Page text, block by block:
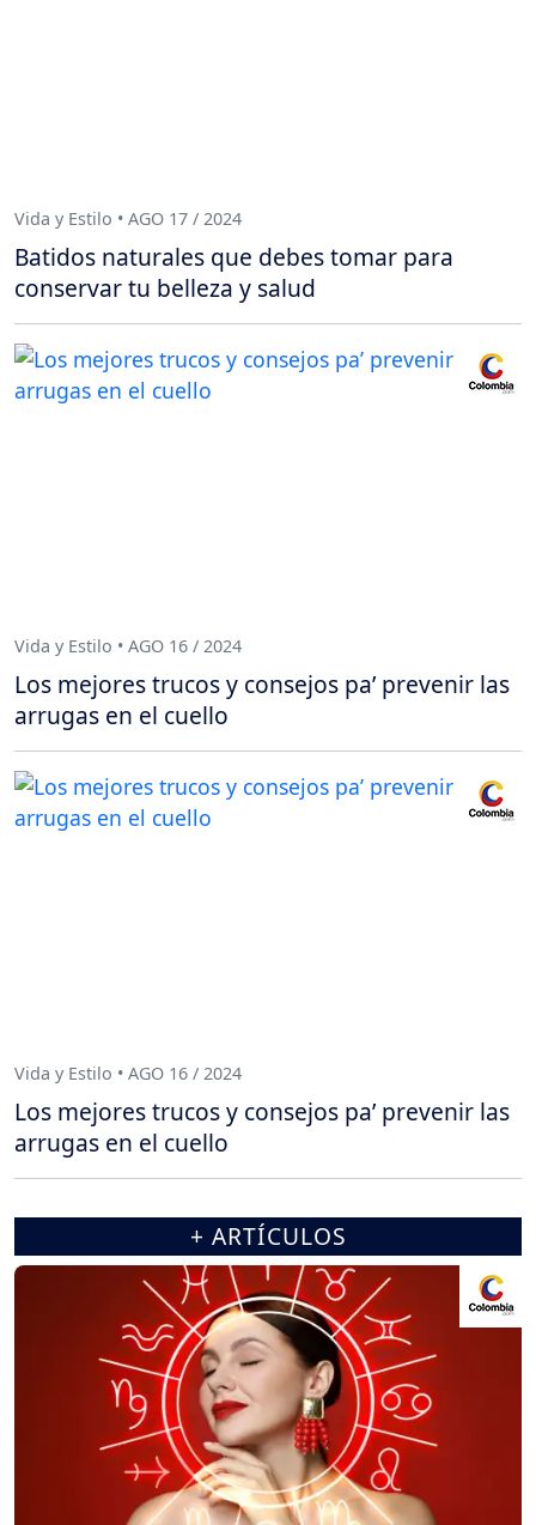
Vida y Estilo • AGO 17 / 2024
Batidos naturales que debes tomar para
conservar tu belleza y salud
Vida y Estilo • AGO 16 / 2024
Los mejores trucos y consejos pa’ prevenir las
arrugas en el cuello
Vida y Estilo • AGO 16 / 2024
Los mejores trucos y consejos pa’ prevenir las
arrugas en el cuello
+ ARTÍCULOS